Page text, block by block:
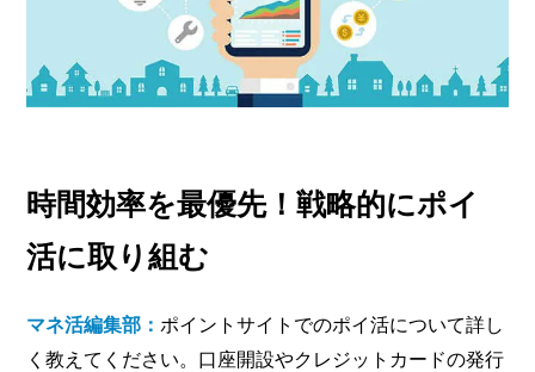
時間効率を最優先！戦略的にポイ
活に取り組む
マネ活編集部： ポイントサイトでのポイ活について詳し
く教えてください。口座開設やクレジットカードの発行